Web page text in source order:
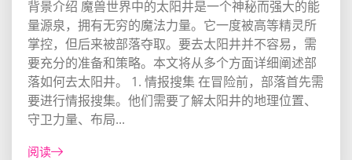
背景介绍 魔兽世界中的太阳井是一个神秘而强大的能
量源泉，拥有无穷的魔法力量。它一度被高等精灵所
掌控，但后来被部落夺取。要去太阳井并不容易，需
要充分的准备和策略。本文将从多个方面详细阐述部
落如何去太阳井。 1. 情报搜集 在冒险前，部落首先需
要进行情报搜集。他们需要了解太阳井的地理位置、
守卫力量、布局...
阅读